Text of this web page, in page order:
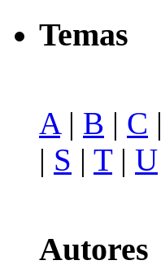
Temas
A| B | C |
| S | T| U
Autores